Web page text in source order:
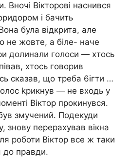
Вночі Вікторові наснився
і бачить
була відкрита, але
не жовте, а біле- наче
долинали голоси — хтось
хтось говорив
сказав, що треба 6ігти …
kpикнув — не входь у
Віктор прокинувся.
змyчений. Подекуди
знову перерахував вікна
роботи Віктор все ж таки
до правди.